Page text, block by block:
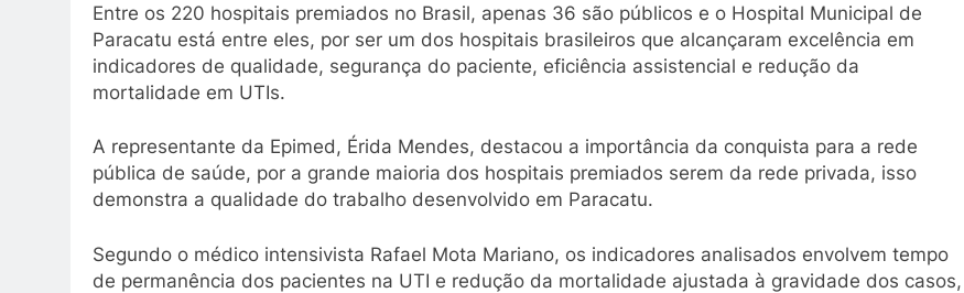
Entre os 220 hospitais premiados no Brasil, apenas 36 são públicos e o Hospital Municipal de
Paracatu está entre eles, por ser um dos hospitais brasileiros que alcançaram excelência em
indicadores de qualidade, segurança do paciente, eficiência assistencial e redução da
mortalidade em UTIs.
A representante da Epimed, Érida Mendes, destacou a importância da conquista para a rede
pública de saúde, por a grande maioria dos hospitais premiados serem da rede privada, isso
demonstra a qualidade do trabalho desenvolvido em Paracatu.
Segundo o médico intensivista Rafael Mota Mariano, os indicadores analisados envolvem tempo
de permanência dos pacientes na UTI e redução da mortalidade ajustada à gravidade dos casos,